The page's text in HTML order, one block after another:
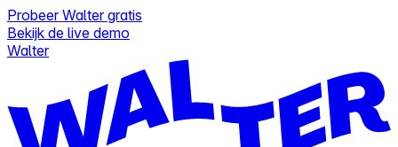
Probeer Walter gratis
Bekijk de live demo
Walter